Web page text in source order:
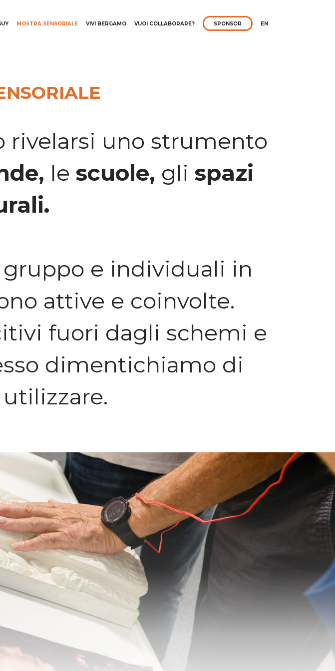
MOSTRA SENSORIALE VIVI BERGAMO VUOI COLLABORARE? SPONSOR EN
rivelarsi uno strumento
le scuole, gli spazi
gruppo e individuali in
attive e coinvolte.
fuori dagli schemi e
dimentichiamo di